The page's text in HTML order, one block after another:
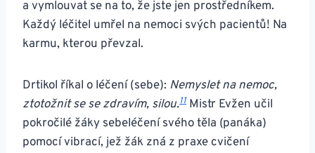
a vymlouvat se na to, že jste jen prostředníkem.
Každý léčitel umřel na nemoci svých pacientů! Na
karmu, kterou převzal.
Drtikol říkal o léčení (sebe): Nemyslet na nemoc,
ztotožnit se se zdravím, silou.11 Mistr Evžen učil
pokročilé žáky sebeléčení svého těla (panáka)
pomocí vibrací, jež žák zná z praxe cvičení